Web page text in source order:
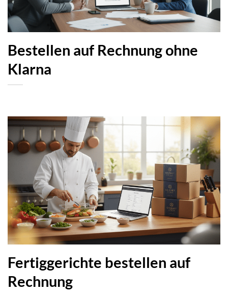
Bestellen auf Rechnung ohne
Klarna
Fertiggerichte bestellen auf
Rechnung